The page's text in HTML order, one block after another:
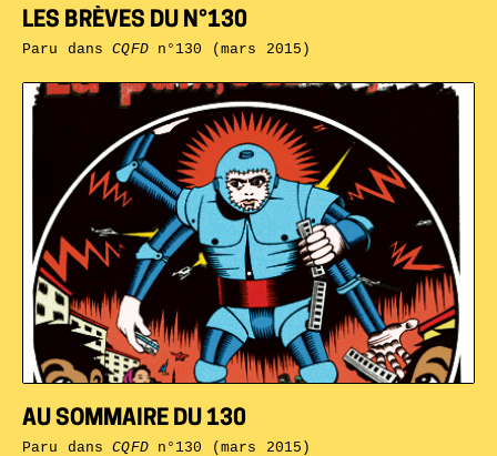
AU SOMMAIRE DU 130
Paru dansCQFDn°130 (mars 2015)
LES BRÈVES DU N°130
Paru dansCQFDn°130 (mars 2015)